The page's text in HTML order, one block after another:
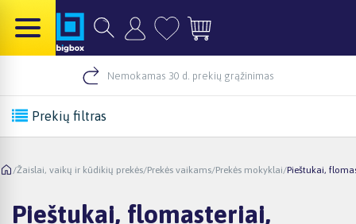
Nemokamas 30 d. prekių grąžinimas
Prekių filtras
/Žaislai, vaikų ir kūdikių prekės/Prekės vaikams/Prekės mokyklai/Pieštukai,
Pieštukai, flomasteriai,